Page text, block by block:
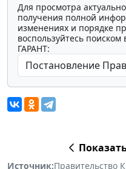
Для просмотра
получения полной
изменениях и порядке
воспользуйтесь
ГАРАНТ:
Источник:Правительство